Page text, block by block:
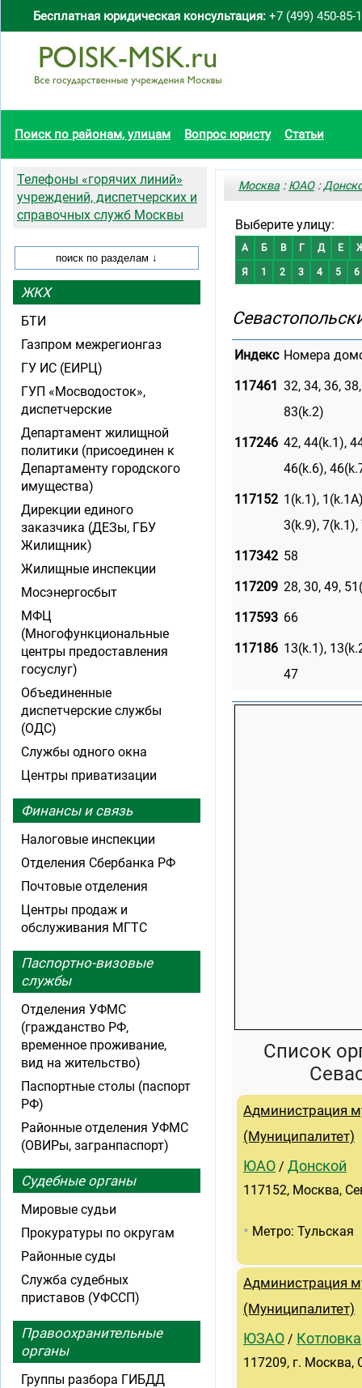
Бесплатная юридическая консультация: +7 (499) 450-85-
Поиск по районам, улицам Вопрос юристу Статьи
Москва :ЮАО:
Выберите улицу:
А Б В Г Д Е
Я 1 2 3 4 5 6
Индекс Номера
117461 32, 34, 36,
83(k.2)
117246 42, 44(k.1),
46(k.6),
117152 1(k.1),
3(k.9),
117342 58
117209 28, 30, 49,
117593 66
117186 13(k.1),
47
Список
Администрация
(Муниципалитет)
ЮАО / Донской
117152, Москва,
• Метро: Тульская
Администрация
(Муниципалитет)
ЮЗАО / Котловка
117209, г. Москва,
Телефоны «горячих линий»
учреждений, диспетчерских и
справочных служб Москвы
ЖКХ
БТИ
Газпром межрегионгаз
ГУ ИС (ЕИРЦ)
ГУП «Мосводосток»,
диспетчерские
Департамент жилищной
политики (присоединен к
Департаменту городского
имущества)
Дирекции единого
заказчика (ДЕЗы, ГБУ
Жилищник)
Жилищные инспекции
Мосэнергосбыт
МФЦ
(Многофункциональные
центры предоставления
госуслуг)
Объединенные
диспетчерские службы
(ОДС)
Службы одного окна
Центры приватизации
Финансы и связь
Налоговые инспекции
Отделения Сбербанка РФ
Почтовые отделения
Центры продаж и
обслуживания МГТС
Паспортно-визовые
службы
Отделения УФМС
(гражданство РФ,
временное проживание,
вид на жительство)
Паспортные столы (паспорт
РФ)
Районные отделения УФМС
(ОВИРы, загранпаспорт)
Судебные органы
Мировые судьи
Прокуратуры по округам
Районные суды
Служба судебных
приставов (УФССП)
Правоохранительные
органы
Группы разбора ГИБДД